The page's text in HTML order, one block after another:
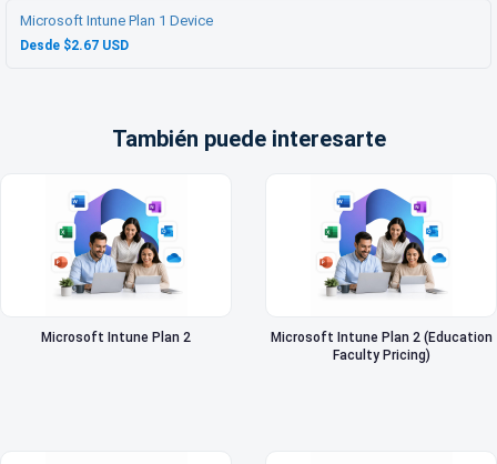
Microsoft Intune Plan 1 Device
Desde $2.67 USD
También puede interesarte
Microsoft Intune Plan 2
Microsoft Intune Plan 2 (Education
Faculty Pricing)